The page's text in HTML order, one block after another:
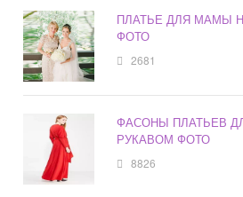
ПЛАТЬЕ ДЛЯ МАМЫ
ФОТО
2681
ФАСОНЫ ПЛАТЬЕВ
РУКАВОМ ФОТО
8826